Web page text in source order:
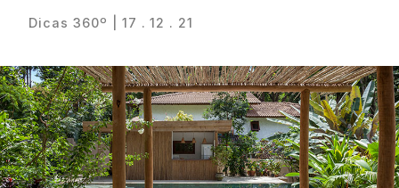
Dicas 360º | 17 . 12 . 21